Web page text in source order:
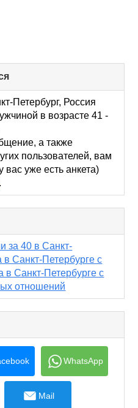
to
collapse
contents
Петербург, Россия
в возрасте 41 -
а также
пользователей, вам
вас уже есть анкета)
.
за 40 в Санкт-
в Санкт-Петербурге с
в Санкт-Петербурге с
отношений
WhatsApp
Mail